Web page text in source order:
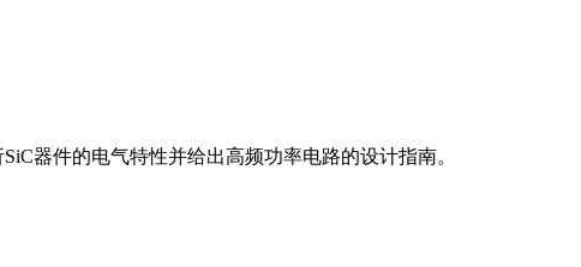
器件的电气特性并给出高频功率电路的设计指南。